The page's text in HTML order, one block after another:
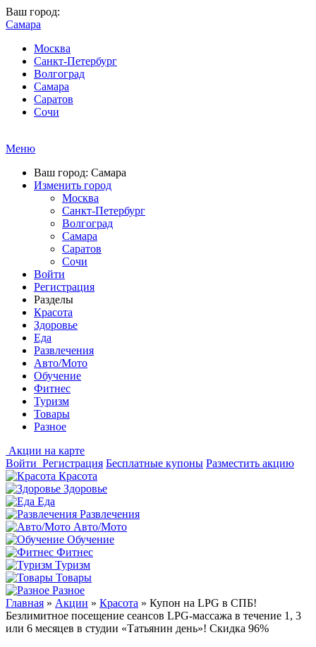
Ваш город:
Самара
Москва
Санкт-Петербург
Волгоград
Самара
Саратов
Сочи
Меню
Ваш город: Самара
Изменить город
Москва
Санкт-Петербург
Волгоград
Самара
Саратов
Сочи
Войти
Регистрация
Разделы
Красота
Здоровье
Еда
Развлечения
Авто/Мото
Обучение
Фитнес
Туризм
Товары
Разное
Акции на карте
Войти Регистрация Бесплатные купоны Разместить акцию
Красота
Здоровье
Еда
Развлечения
Авто/Мото
Обучение
Фитнес
Туризм
Товары
Разное
Главная » Акции » Красота » Купон на LPG в СПБ!
Безлимитное посещение сеансов LPG-массажа в течение 1, 3
или 6 месяцев в студии «Татьянин день»! Скидка 96%